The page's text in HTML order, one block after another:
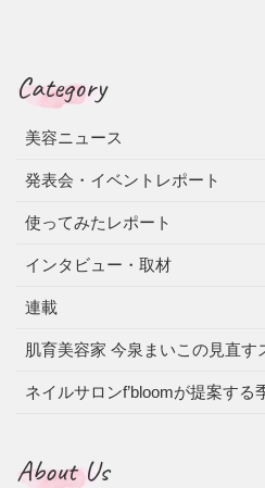
Category
美容ニュース
発表会・イベントレポート
使ってみたレポート
インタビュー・取材
連載
肌育美容家 今泉まいこの見直す
ネイルサロンf’bloomが提案する
About Us